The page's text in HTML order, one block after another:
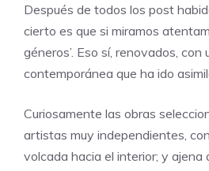
Después de todos los post
cierto es que si miramos
géneros’. Eso sí, renovados, con
contemporánea que ha ido
Curiosamente las obras
artistas muy independientes,
volcada hacia el interior; y ajena